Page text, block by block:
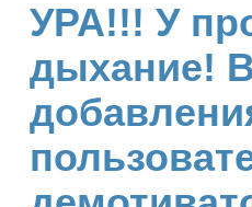
УРА!!! У
дыхание!